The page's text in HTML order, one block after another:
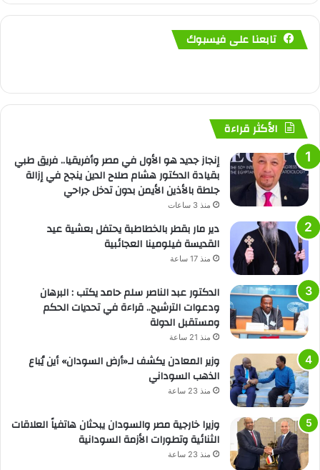
تابعنا على فيسبوك
الأكثر قراءة
إنجاز جديد هو الأول في مصر وأفريقيا.. فريق طبي
بقيادة الدكتور هشام صلاح الدين ينجح في إزالة
جلطة بالأذين الأيمن بدون تدخل جراحي
منذ 3 ساعات
دير مار بقطر بالخطاطبة يحتفل بعشية عيد
القديسة فيلومينا العجائبية
منذ 17 ساعة
الدكتور عبد الناصر سلم حامد يكتب : البرهان
ودعوات الترشيح.. قراءة في تحديات الحكم
ومستقبل الدولة
منذ 21 ساعة
وزير المعادن يكشف لـ«أرض السودان» أين يُباع
الذهب السوداني
منذ 23 ساعة
وزيرا خارجية مصر والسودان يبحثان هاتفياً العلاقات
الثنائية وتطورات الأزمة السودانية
منذ 23 ساعة